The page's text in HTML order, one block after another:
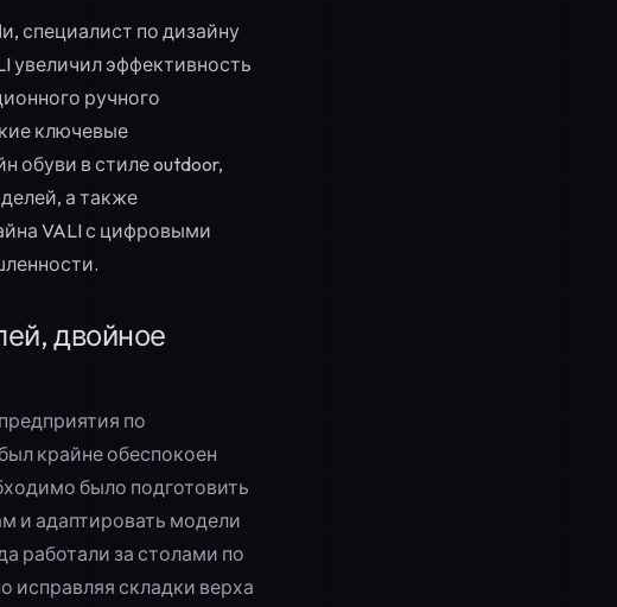
специалист по дизайну
увеличил эффективность
ручного
ключевые
обуви в стиле outdoor,
а также
VALI с цифровыми
двойное
по
крайне обеспокоен
было подготовить
и адаптировать модели
работали за столами по
исправляя складки верха